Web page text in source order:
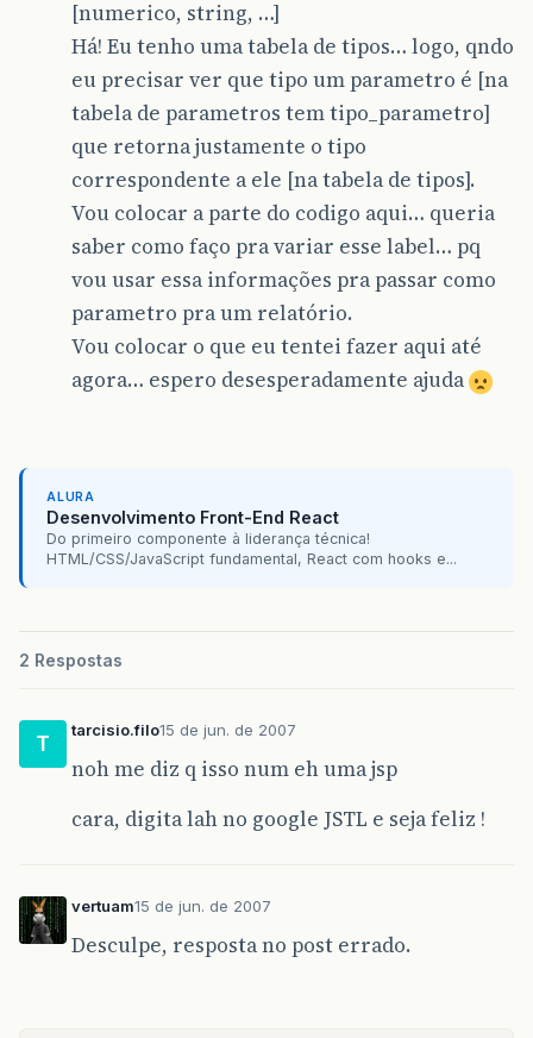
[numerico, string, …]
Há! Eu tenho uma tabela de tipos… logo, qndo
eu precisar ver que tipo um parametro é [na
tabela de parametros tem tipo_parametro]
que retorna justamente o tipo
correspondente a ele [na tabela de tipos].
Vou colocar a parte do codigo aqui… queria
saber como faço pra variar esse label… pq
vou usar essa informações pra passar como
parametro pra um relatório.
Vou colocar o que eu tentei fazer aqui até
agora… espero desesperadamente ajuda
ALURA
Desenvolvimento Front-End React
Do primeiro componente à liderança técnica!
HTML/CSS/JavaScript fundamental, React com hooks e...
2 Respostas
T
tarcisio.filo15 de jun. de 2007
noh me diz q isso num eh uma jsp
cara, digita lah no google JSTL e seja feliz !
vertuam15 de jun. de 2007
Desculpe, resposta no post errado.